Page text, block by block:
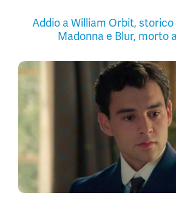
Addio a William Orbit,
Madonna e Blur, morto